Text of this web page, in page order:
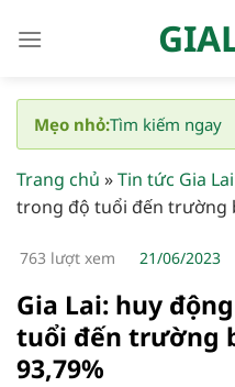
qua
dung
Mẹo nhỏ:Tìm kiếm ngay
Trang chủ »Tin tức Gia Lai
trong độ tuổi đến trường
763 lượt xem 21/06/2023
Gia Lai: huy
tuổi đến trường
93,79%